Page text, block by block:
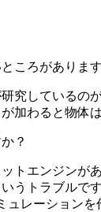
ころがありま
究している
加わると物体
？
エンジンが
うトラブルです
レーション